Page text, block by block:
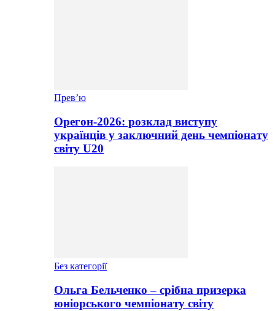
Прев’ю
Орегон-2026: розклад виступу
українців у заключний день чемпіонату
світу U20
Без категорії
Ольга Бельченко – срібна призерка
юніорського чемпіонату світу